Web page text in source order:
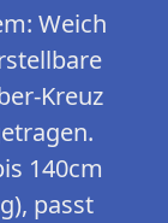
Weich
Kreuz
140cm
passt